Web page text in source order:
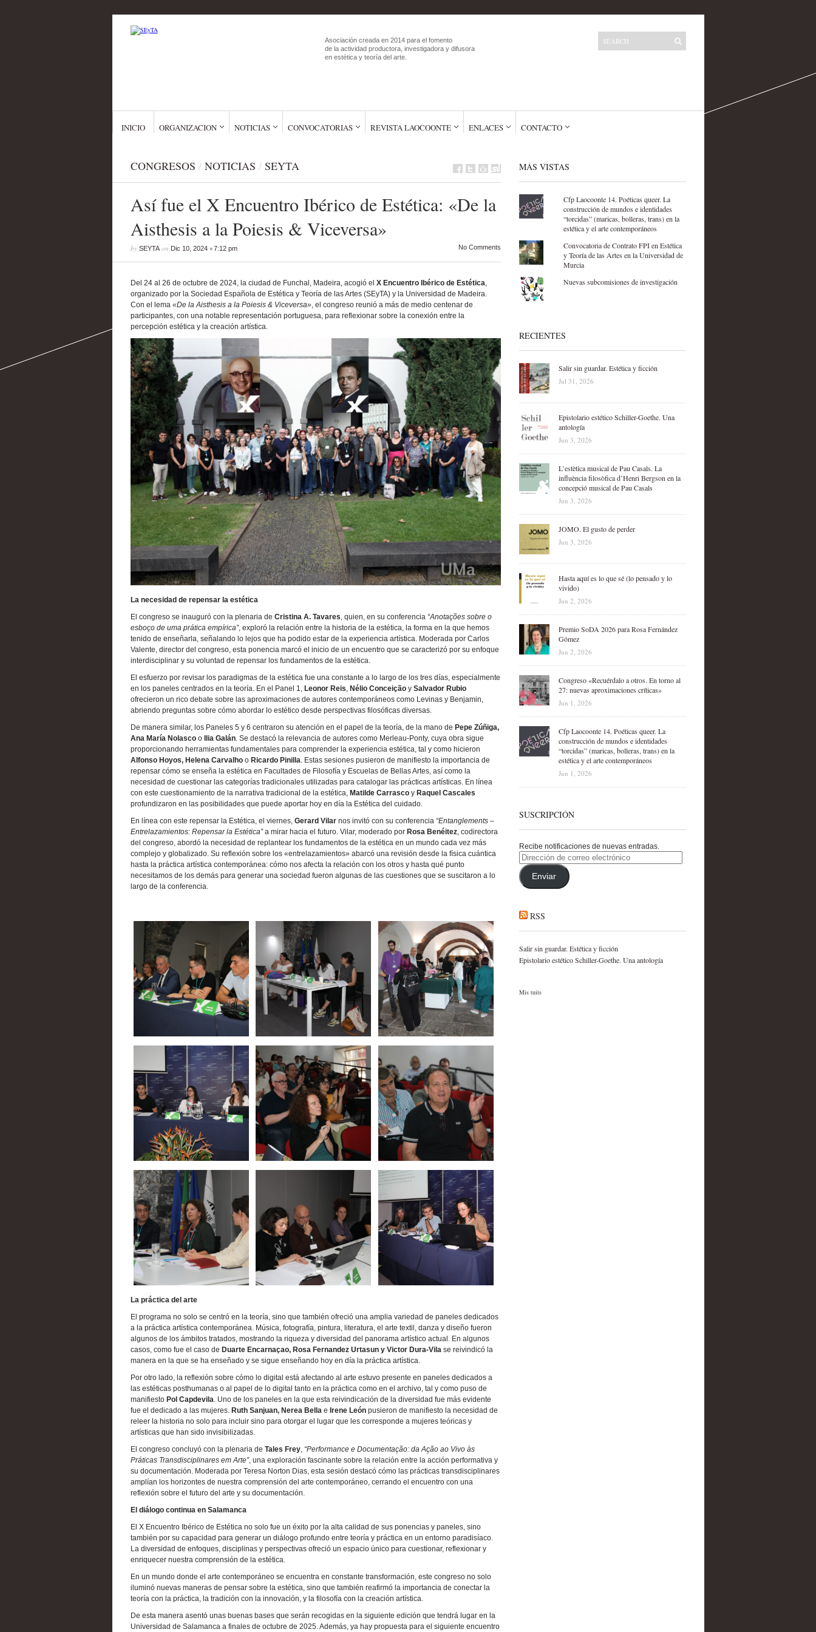
Asociación creada en 2014 para el fomento
de la actividad productora, investigadora y difusora
en estética y teoría del arte.
INICIO ORGANIZACION NOTICIAS CONVOCATORIAS REVISTA LAOCOONTE ENLACES CONTACTO
CONGRESOS / NOTICIAS / SEYTA
Así fue el X Encuentro Ibérico de Estética: «De la
Aisthesis a la Poiesis & Viceversa»
by SEYTAon Dic 10, 2024•7:12 pm No Comments
Del 24 al 26 de octubre de 2024, la ciudad de Funchal, Madeira, acogió el X Encuentro Ibérico de Estética,
organizado por la Sociedad Española de Estética y Teoría de las Artes (SEyTA) y la Universidad de Madeira.
Con el lema «De la Aisthesis a la Poiesis & Viceversa», el congreso reunió a más de medio centenar de
participantes, con una notable representación portuguesa, para reflexionar sobre la conexión entre la
percepción estética y la creación artística.
La necesidad de repensar la estética
El congreso se inauguró con la plenaria de Cristina A. Tavares , quien, en su conferencia “Anotações sobre o
esboço de uma prática empírica”, exploró la relación entre la historia de la estética, la forma en la que hemos
tenido de enseñarla, señalando lo lejos que ha podido estar de la experiencia artística. Moderada por Carlos
Valente, director del congreso, esta ponencia marcó el inicio de un encuentro que se caracterizó por su enfoque
interdisciplinar y su voluntad de repensar los fundamentos de la estética.
El esfuerzo por revisar los paradigmas de la estética fue una constante a lo largo de los tres días, especialmente
en los paneles centrados en la teoría. En el Panel 1, Leonor Reis Nélio Conceiçãoy Salvador Rubio
ofrecieron un rico debate sobre las aproximaciones de autores contemporáneos como Levinas y Benjamin,
abriendo preguntas sobre cómo abordar lo estético desde perspectivas filosóficas diversas.
De manera similar, los Paneles 5 y 6 centraron su atención en el papel de la teoría, de la mano de Pepe Zúñiga,
Ana María Nolascoo Ilia Galán. Se destacó la relevancia de autores como Merleau-Ponty, cuya obra sigue
proporcionando herramientas fundamentales para comprender la experiencia estética, tal y como hicieron
Alfonso Hoyos, Helena Carvalho oRicardo Pinilla . Estas sesiones pusieron de manifiesto la importancia de
repensar cómo se enseña la estética en Facultades de Filosofía y Escuelas de Bellas Artes, así como la
necesidad de cuestionar las categorías tradicionales utilizadas para catalogar las prácticas artísticas. En línea
con este cuestionamiento de la narrativa tradicional de la estética, Matilde Carrascoy Raquel Cascales
profundizaron en las posibilidades que puede aportar hoy en día la Estética del cuidado.
En línea con este repensar la Estética, el viernes, Gerard Vilarnos invitó con su conferencia “Entanglements –
Entrelazamientos: Repensar la Estética”a mirar hacia el futuro. Vilar, moderado por Rosa Benéitez, codirectora
del congreso, abordó la necesidad de replantear los fundamentos de la estética en un mundo cada vez más
complejo y globalizado. Su reflexión sobre los «entrelazamientos» abarcó una revisión desde la física cuántica
hasta la práctica artística contemporánea: cómo nos afecta la relación con los otros y hasta qué punto
necesitamos de los demás para generar una sociedad fueron algunas de las cuestiones que se suscitaron a lo
largo de la conferencia.
La práctica del arte
El programa no solo se centró en la teoría, sino que también ofreció una amplia variedad de paneles dedicados
a la práctica artística contemporánea. Música, fotografía, pintura, literatura, el arte textil, danza y diseño fueron
algunos de los ámbitos tratados, mostrando la riqueza y diversidad del panorama artístico actual. En algunos
casos, como fue el caso de Duarte Encarnaçao, Rosa Fernandez Urtasun y Victor Dura-Vila se reivindicó la
manera en la que se ha enseñado y se sigue enseñando hoy en día la práctica artística.
Por otro lado, la reflexión sobre cómo lo digital está afectando al arte estuvo presente en paneles dedicados a
las estéticas posthumanas o al papel de lo digital tanto en la práctica como en el archivo, tal y como puso de
manifiesto Pol Capdevila . Uno de los paneles en la que esta reivindicación de la diversidad fue más evidente
fue el dedicado a las mujeres. Ruth Sanjuan, Nerea Bella e Irene Leónpusieron de manifiesto la necesidad de
releer la historia no solo para incluir sino para otorgar el lugar que les corresponde a mujeres teóricas y
artísticas que han sido invisibilizadas.
El congreso concluyó con la plenaria de Tales Frey, “Performance e Documentação: da Ação ao Vivo às
Práticas Transdisciplinares em Arte”, una exploración fascinante sobre la relación entre la acción performativa y
su documentación. Moderada por Teresa Norton Dias, esta sesión destacó cómo las prácticas transdisciplinares
amplían los horizontes de nuestra comprensión del arte contemporáneo, cerrando el encuentro con una
reflexión sobre el futuro del arte y su documentación.
El diálogo continua en Salamanca
El X Encuentro Ibérico de Estética no solo fue un éxito por la alta calidad de sus ponencias y paneles, sino
también por su capacidad para generar un diálogo profundo entre teoría y práctica en un entorno paradisíaco.
La diversidad de enfoques, disciplinas y perspectivas ofreció un espacio único para cuestionar, reflexionar y
enriquecer nuestra comprensión de la estética.
En un mundo donde el arte contemporáneo se encuentra en constante transformación, este congreso no solo
iluminó nuevas maneras de pensar sobre la estética, sino que también reafirmó la importancia de conectar la
teoría con la práctica, la tradición con la innovación, y la filosofía con la creación artística.
De esta manera asentó unas buenas bases que serán recogidas en la siguiente edición que tendrá lugar en la
Universidad de Salamanca a finales de octubre de 2025. Además, ya hay propuesta para el siguiente encuentro
MÁS VISTAS
Cfp Laocoonte 14. Poéticas queer. La
construcción de mundos e identidades
“torcidas” (maricas, bolleras, trans) en la
estética y el arte contemporáneos
Convocatoria de Contrato FPI en Estética
y Teoría de las Artes en la Universidad de
Murcia
Nuevas subcomisiones de investigación
RECIENTES
Salir sin guardar. Estética y ficción
Jul 31, 2026
Epistolario estético Schiller-Goethe. Una
antología
Jun 3, 2026
L’estètica musical de Pau Casals. La
influència filosòfica d’Henri Bergson en la
concepció musical de Pau Casals
Jun 3, 2026
JOMO. El gusto de perder
Jun 3, 2026
Hasta aquí es lo que sé (lo pensado y lo
vivido)
Jun 2, 2026
Premio SoDA 2026 para Rosa Fernández
Gómez
Jun 2, 2026
Congreso «Recuérdalo a otros. En torno al
27: nuevas aproximaciones críticas»
Jun 1, 2026
Cfp Laocoonte 14. Poéticas queer. La
construcción de mundos e identidades
“torcidas” (maricas, bolleras, trans) en la
estética y el arte contemporáneos
Jun 1, 2026
SUSCRIPCIÓN
Recibe notificaciones de nuevas entradas.
Dirección
de
correo
electrónico
Enviar
RSS
Salir sin guardar. Estética y ficción
Epistolario estético Schiller-Goethe. Una antología
Mis tuits